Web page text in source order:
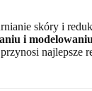
skóry i
i
najlepsze